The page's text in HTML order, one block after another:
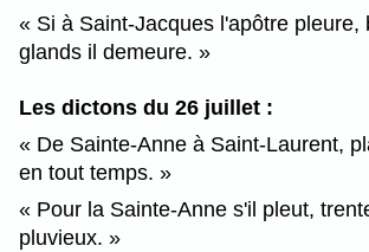
Si à Saint-Jacques l'apôtre pleure,
glands il demeure.
Les dictons du 26 juillet :
De Sainte-Anne à Saint-Laurent,
en tout temps.
Pour la Sainte-Anne s'il pleut,
pluvieux.